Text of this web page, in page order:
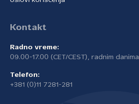
Kontakt
Radno vreme:
09.00-17.00 (CET/CEST), radnim danima
Telefon:
+381 (0)11 7281-281